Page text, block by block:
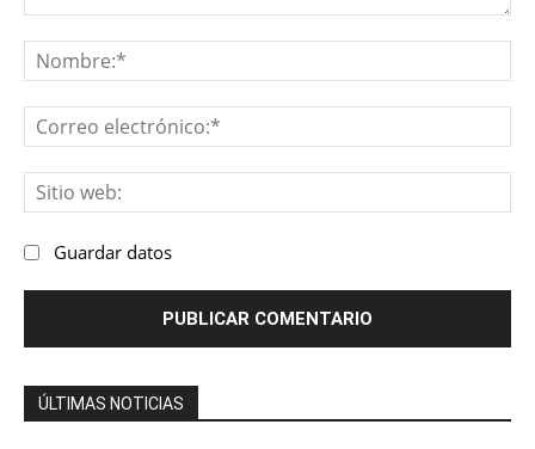
Guardar datos
ÚLTIMAS NOTICIAS